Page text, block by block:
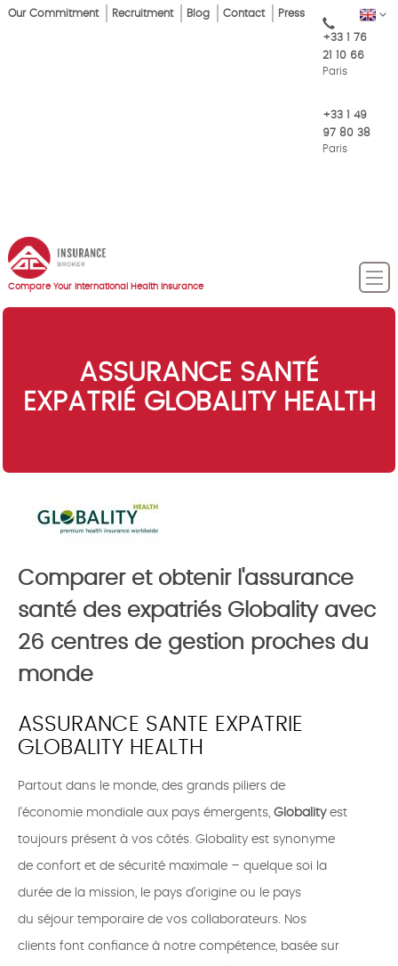
Skip
EN
Top
Our Commitment Recruitment Blog Contact Press
+33 1 76
21 10 66
Paris
+33 1 49
97 80 38
Paris
Compare Your International Health Insurance
ASSURANCE SANTÉ
EXPATRIÉ GLOBALITY HEALTH
Comparer et obtenir l'assurance
santé des expatriés Globality avec
26 centres de gestion proches du
monde
ASSURANCE SANTE EXPATRIE
GLOBALITY HEALTH
Partout dans le monde, des grands piliers de
l’économie mondiale aux pays émergents, Globalityest
toujours présent à vos côtés. Globality est synonyme
de confort et de sécurité maximale – quelque soi la
durée de la mission, le pays d’origine ou le pays
du séjour temporaire de vos collaborateurs. Nos
clients font confiance à notre compétence, basée sur